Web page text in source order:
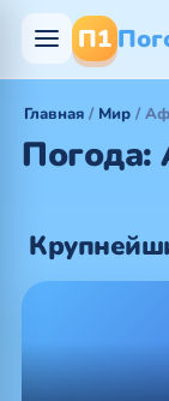
П1
Главная / Мир /